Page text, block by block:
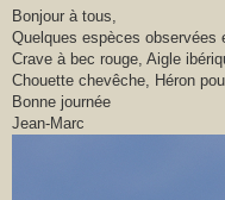
s
a
g
e
Bonjour à tous,
Quelques espèces observées
Crave à bec rouge, Aigle
Chouette chevêche, Héron
Bonne journée
Jean-Marc